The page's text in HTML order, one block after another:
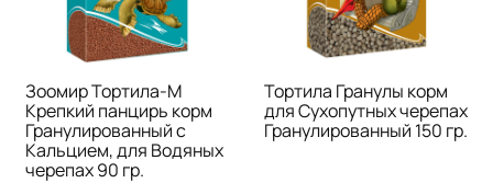
Зоомир Тортила-М
Крепкий панцирь корм
Гранулированный с
Кальцием, для Водяных
черепах 90 гр.
Тортила Гранулы корм
для Сухопутных черепах
Гранулированный 150 гр.